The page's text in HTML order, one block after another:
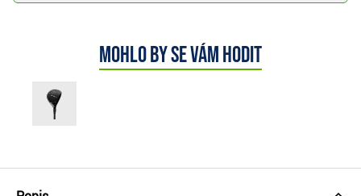
Mohlo by se vám hodit